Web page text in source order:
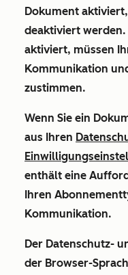
Dokument
deaktiviert
aktiviert, müssen
Kommunikation
zustimmen.
Wenn Sie ein
aus Ihren
enthält eine
Ihren
Kommunikation.
Der Datenschutz-
der Browser-